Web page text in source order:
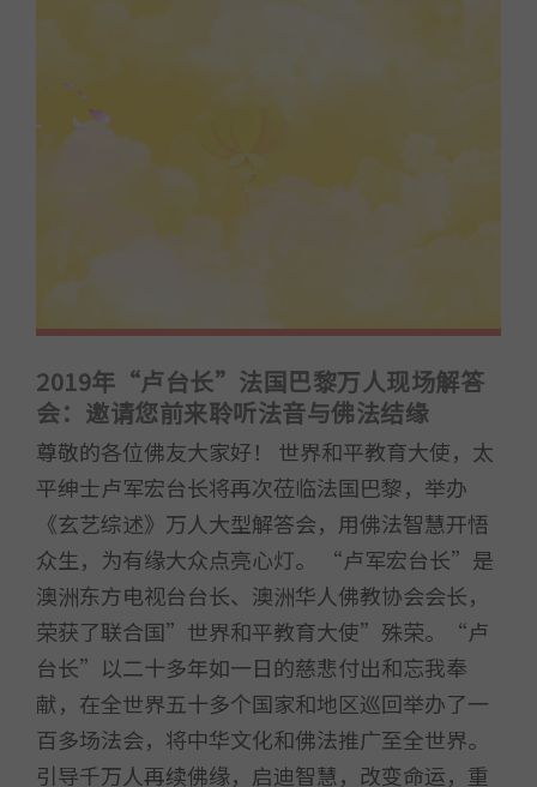
2019年“卢台长”法国巴黎万人现场解答
会：邀请您前来聆听法音与佛法结缘
尊敬的各位佛友大家好！ 世界和平教育大使，太
平绅士卢军宏台长将再次莅临法国巴黎，举办
《玄艺综述》万人大型解答会，用佛法智慧开悟
众生，为有缘大众点亮心灯。 “卢军宏台长”是
澳洲东方电视台台长、澳洲华人佛教协会会长，
荣获了联合国”世界和平教育大使”殊荣。“卢
台长”以二十多年如一日的慈悲付出和忘我奉
献，在全世界五十多个国家和地区巡回举办了一
百多场法会，将中华文化和佛法推广至全世界。
引导千万人再续佛缘，启迪智慧，改变命运，重